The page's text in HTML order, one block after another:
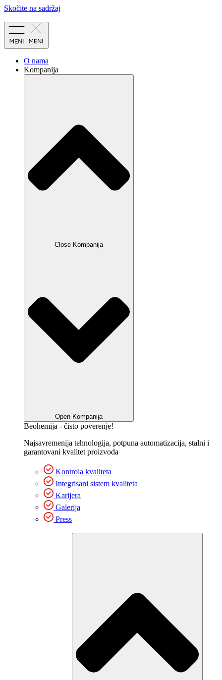
Skočite na sadržaj
O nama
Kompanija
Close Kompanija
Open Kompanija
Beohemija - čisto poverenje!
Najsavremenija tehnologija, potpuna automatizacija, stalni i
garantovani kvalitet proizvoda
Kontrola kvaliteta
Integrisani sistem kvaliteta
Karijera
Galerija
Press